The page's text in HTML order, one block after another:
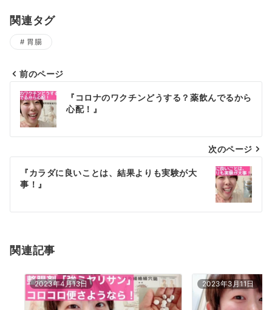
の
ご
自
ブ
覧
関連タグ
胃腸
投
稿
ナ
ビ
シ
ン
前のページ
『コロナのワクチンどうする？薬飲んでるから
心配！』
次のページ
『カラダに良いことは、結果よりも実験が大
事！』
関連記事
2023年4月13日 2023年3月11日